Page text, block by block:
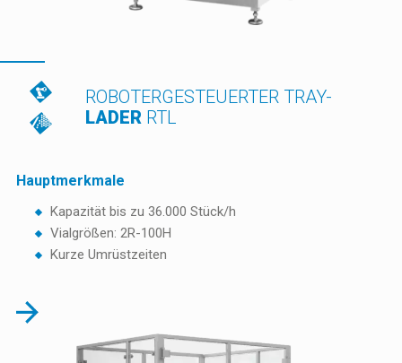
ROBOTERGESTEUERTER TRAY-
LADER RTL
Hauptmerkmale
Kapazität bis zu 36.000 Stück/h
Vialgrößen: 2R-100H
Kurze Umrüstzeiten